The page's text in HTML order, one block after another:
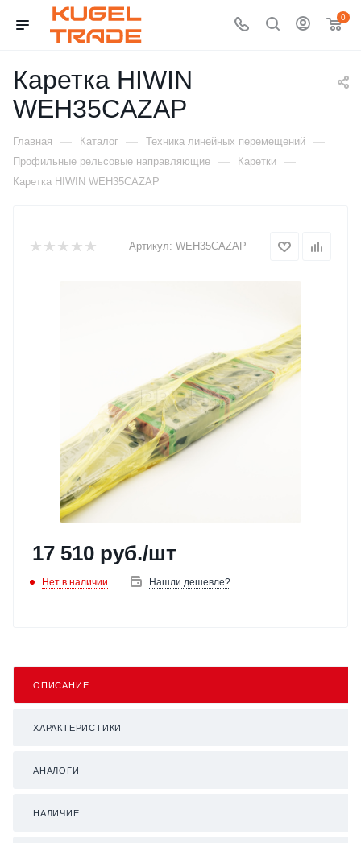
0
Каретка HIWIN
WEH35CAZAP
Главная — Каталог — Техника линейных перемещений —
Профильные рельсовые направляющие — Каретки —
Каретка HIWIN WEH35CAZAP
Артикул: WEH35CAZAP
17 510 руб./шт
Нет в наличии Нашли дешевле?
ОПИСАНИЕ
ХАРАКТЕРИСТИКИ
АНАЛОГИ
НАЛИЧИЕ